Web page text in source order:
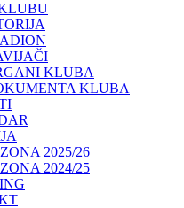
KLUBA
KLUBA
2025/26
2024/25